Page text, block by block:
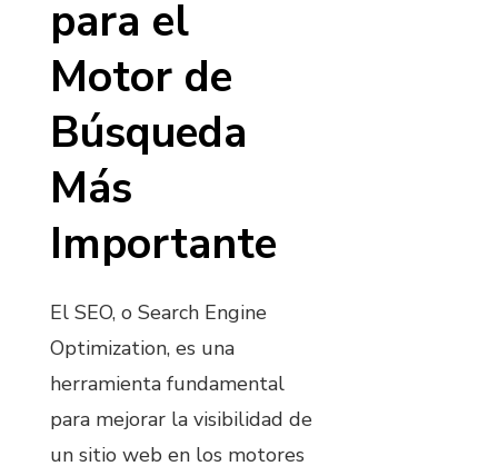
para el
Motor de
Búsqueda
Más
Importante
El SEO, o Search Engine
Optimization, es una
herramienta fundamental
para mejorar la visibilidad de
un sitio web en los motores